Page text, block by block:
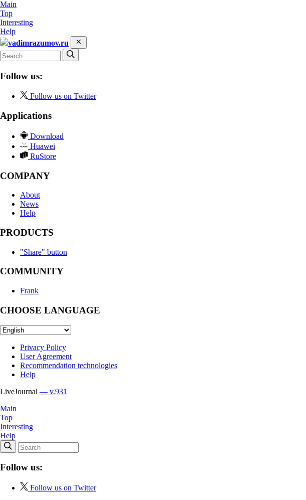
Main
Top
Interesting
Help
vadimrazumov.ru
Follow us:
Follow us on Twitter
Applications
Download
Huawei
RuStore
COMPANY
About
News
Help
PRODUCTS
"Share" button
COMMUNITY
Frank
CHOOSE LANGUAGE
Privacy Policy
User Agreement
Recommendation technologies
Help
LiveJournal — v.931
Main
Top
Interesting
Help
Follow us:
Follow us on Twitter